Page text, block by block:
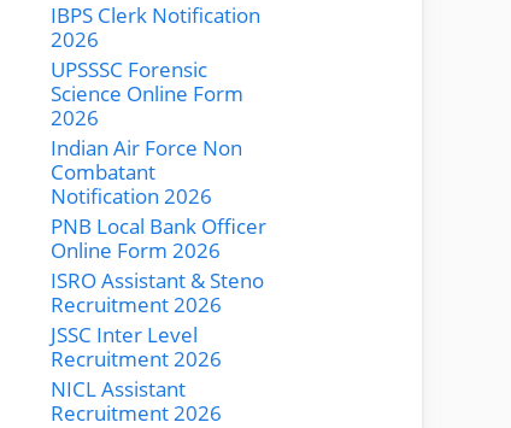
IBPS Clerk Notification
2026
UPSSSC Forensic
Science Online Form
2026
Indian Air Force Non
Combatant
Notification 2026
PNB Local Bank Officer
Online Form 2026
ISRO Assistant & Steno
Recruitment 2026
JSSC Inter Level
Recruitment 2026
NICL Assistant
Recruitment 2026